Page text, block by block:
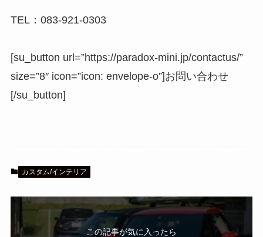
TEL：083-921-0303
[su_button url=”https://paradox-mini.jp/contactus/”
size=”8″ icon=”icon: envelope-o”]お問い合わせ
[/su_button]
カスタム/インテリア
この記事が気に入ったら